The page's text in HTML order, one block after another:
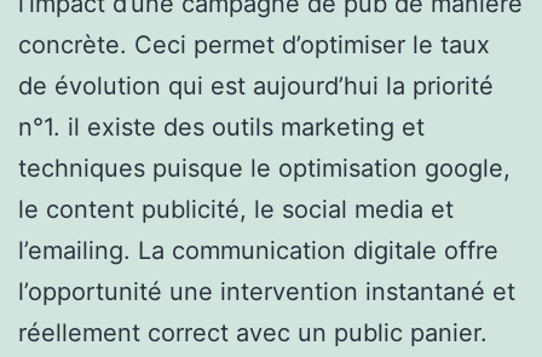
concrète. Ceci permet d’optimiser le taux
de évolution qui est aujourd’hui la priorité
n°1. il existe des outils marketing et
techniques puisque le optimisation google,
le content publicité, le social media et
l’emailing. La communication digitale offre
l’opportunité une intervention instantané et
réellement correct avec un public panier.